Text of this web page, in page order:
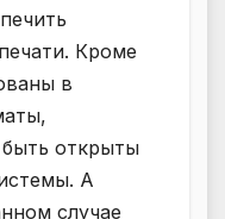
Кроме
в
открыты
А
случае